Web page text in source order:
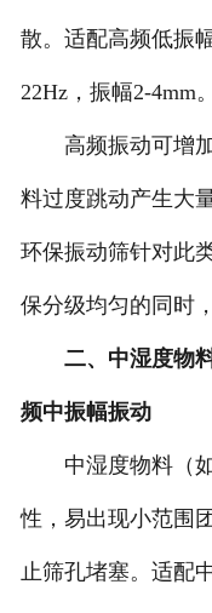
散。适配高频低振
22Hz，振幅2-4mm。
高频振动可增加
料过度跳动产生大
环保振动筛针对此
保分级均匀的同时
二、中湿度物
频中振幅振动
中湿度物料（如
性，易出现小范围
止筛孔堵塞。适配